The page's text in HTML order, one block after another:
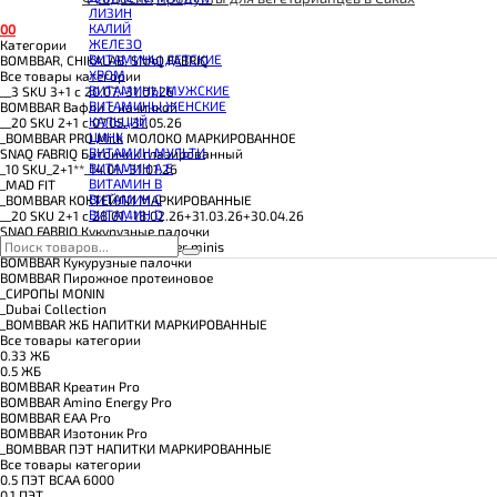
КРЕАТИН
ПОЛЕЗНЫЕ ЖИРЫ
ПРОТЕИН
ПРОТЕИНОВОЕ ПЕЧЕНЬЕ
ПРОТЕИНОВЫЕ БАТОНЧИКИ
ПРОТЕИНОВЫЕ КАШИ
ТЕСТОБУСТЕРЫ
ЦИТРУЛЛИН МАЛАТ
ПРЕДТРЕНИРОВОЧНЫЕ КОМПЛЕКСЫ
ЭНЕРГЕТИКИ И ЖИРОСЖИГАТЕЛИ#
ЛИЗИН
КАЛИЙ
ЖЕЛЕЗО
ВИТАМИНЫ ДЕТСКИЕ
ХРОМ
ВИТАМИНЫ МУЖСКИЕ
ВИТАМИНЫ ЖЕНСКИЕ
КАЛЬЦИЙ
ЦИНК
ВИТАМИН МУЛЬТИ
ВИТАМИН A E
ВИТАМИН B
ВИТАМИН C
ВИТАМИН D
00
Категории
BOMBBAR, CHIKALAB, SNAQ FABRIQ
Все товары категории
__3 SKU 3+1 с 20.07.-31.07.26
BOMBBAR Вафли с начинкой
__20 SKU 2+1 с 07.05.-31.05.26
_BOMBBAR PRO Milk МОЛОКО МАРКИРОВАННОЕ
SNAQ FABRIQ Батончик глазированный
_10 SKU_2+1**_14.01.-31.01.26
_MAD FIT
_BOMBBAR КОКТЕЙЛИ МАРКИРОВАННЫЕ
__20 SKU 2+1 с 28.01.-18.02.26+31.03.26+30.04.26
SNAQ FABRIQ Кукурузные палочки
SNAQ FABRIQ Конфеты Qwikler minis
BOMBBAR Кукурузные палочки
BOMBBAR Пирожное протеиновое
_CИРОПЫ MONIN
_Dubai Collection
_BOMBBAR ЖБ НАПИТКИ МАРКИРОВАННЫЕ
Все товары категории
0.33 ЖБ
0.5 ЖБ
BOMBBAR Креатин Pro
BOMBBAR Amino Energy Pro
BOMBBAR EAA Pro
BOMBBAR Изотоник Pro
_BOMBBAR ПЭТ НАПИТКИ МАРКИРОВАННЫЕ
Все товары категории
0.5 ПЭТ ВСАА 6000